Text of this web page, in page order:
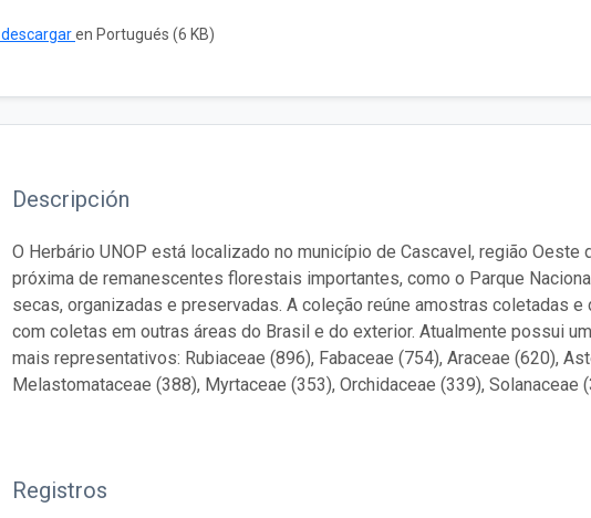
descargaren Portugués (6 KB)
Descripción
O Herbário UNOP está localizado no município de Cascavel, região Oeste
próxima de remanescentes florestais importantes, como o Parque
secas, organizadas e preservadas. A coleção reúne amostras coletadas
com coletas em outras áreas do Brasil e do exterior. Atualmente possui
mais representativos: Rubiaceae (896), Fabaceae (754), Araceae (620),
Melastomataceae (388), Myrtaceae (353), Orchidaceae (339), Solanaceae
Registros